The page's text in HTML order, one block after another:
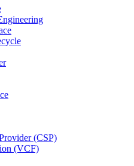
(CSP)
(VCF)